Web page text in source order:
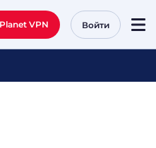
VPN Войти